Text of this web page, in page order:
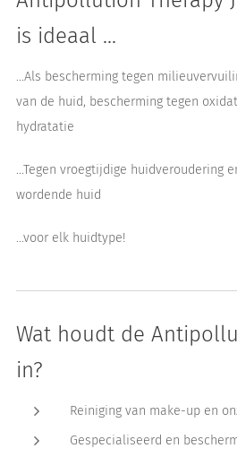
is ideaal ...
...Als bescherming tegen
van de huid, bescherming tegen
hydratatie
...Tegen vroegtijdige huidveroudering
wordende huid
...voor elk huidtype!
Wat houdt de
in?
Reiniging van make-up en
Gespecialiseerd en